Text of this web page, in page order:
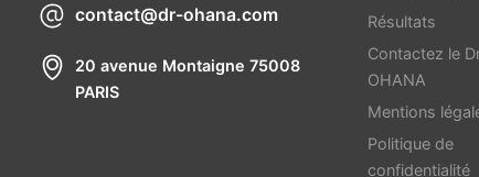
contact@dr-ohana.com
20 avenue Montaigne 75008
PARIS
Résultats
Contactez le
OHANA
Mentions
Politique de
confidentialité